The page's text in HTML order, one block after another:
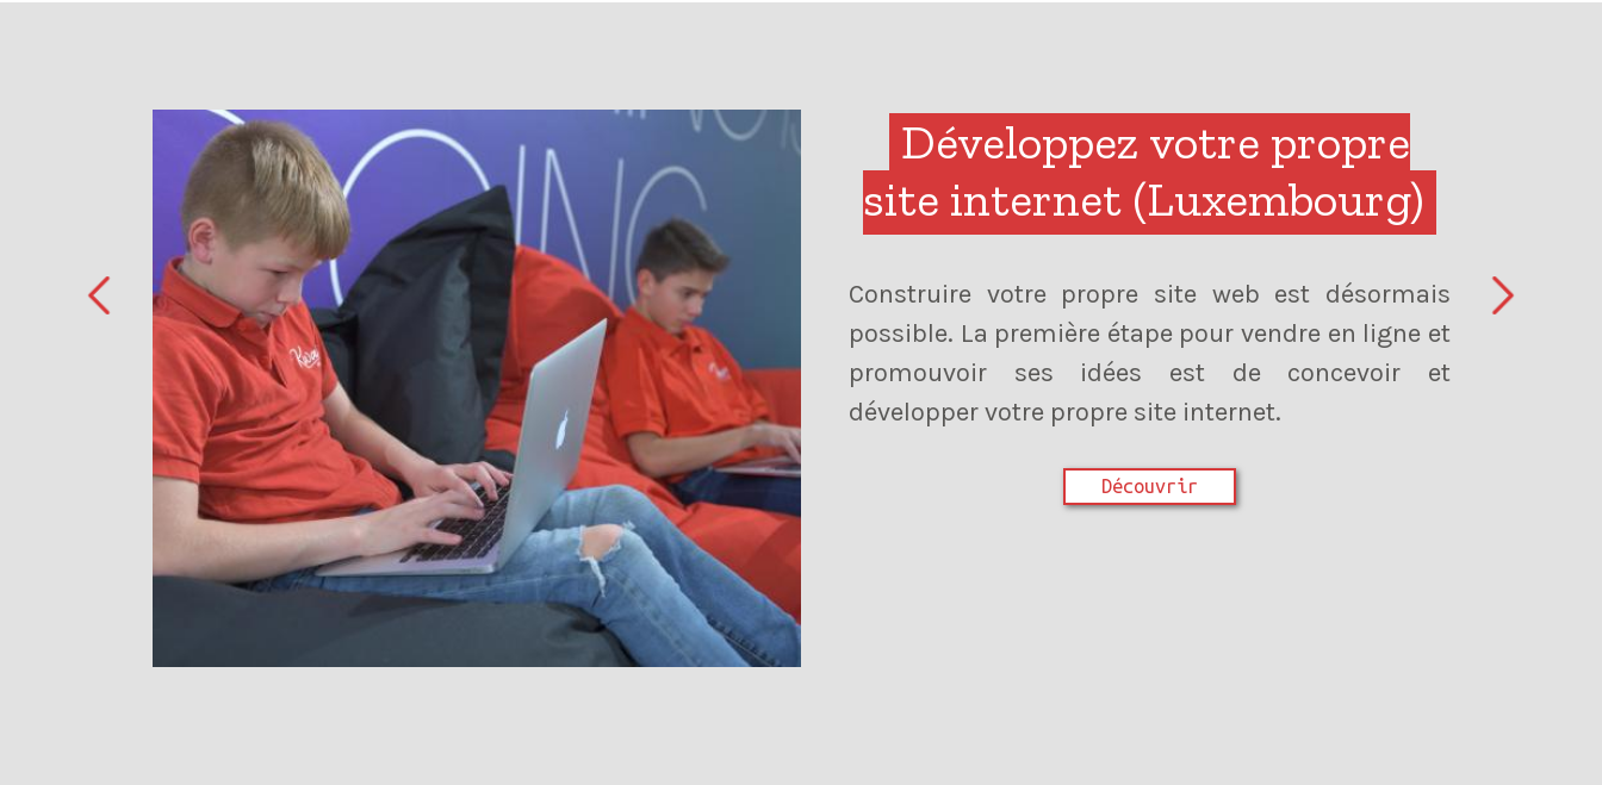
Développez votre premier
robot (Paris Ouest)
Les robots sont cool. Tout le monde peut être
d'accord là-dessus, non? Nous le pensons peut-
être simplement parce que nous sommes des
nerds, mais les robots sont vraiment géniaux et
avec moi. Malheureusement, bien que nous ayons